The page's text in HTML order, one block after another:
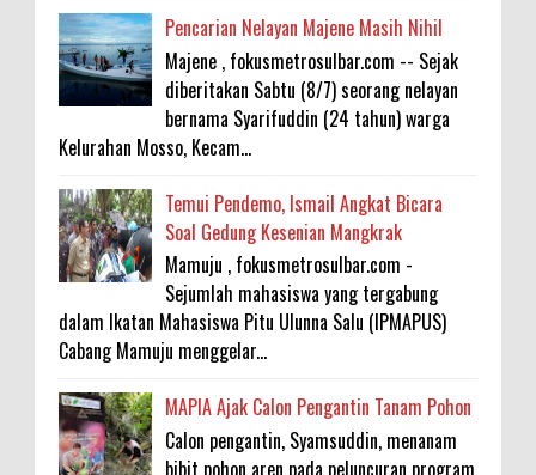
Pencarian Nelayan Majene Masih Nihil
Majene , fokusmetrosulbar.com -- Sejak
diberitakan Sabtu (8/7) seorang nelayan
bernama Syarifuddin (24 tahun) warga
Kelurahan Mosso, Kecam...
Temui Pendemo, Ismail Angkat Bicara
Soal Gedung Kesenian Mangkrak
Mamuju , fokusmetrosulbar.com -
Sejumlah mahasiswa yang tergabung
dalam Ikatan Mahasiswa Pitu Ulunna Salu (IPMAPUS)
Cabang Mamuju menggelar...
MAPIA Ajak Calon Pengantin Tanam Pohon
Calon pengantin, Syamsuddin, menanam
bibit pohon aren pada peluncuran program